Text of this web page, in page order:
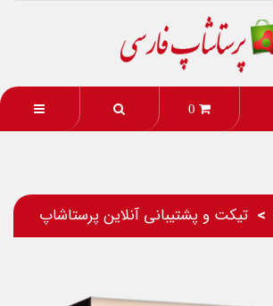
0
تیکت و پشتیبانی آنلاین پرستاشاپ